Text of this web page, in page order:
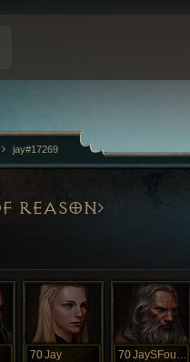
REASON
70Jay 70 JaySFourteen
jay#17269